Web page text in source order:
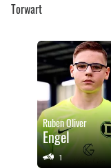
Torwart
Ruben Oliver
Engel
1